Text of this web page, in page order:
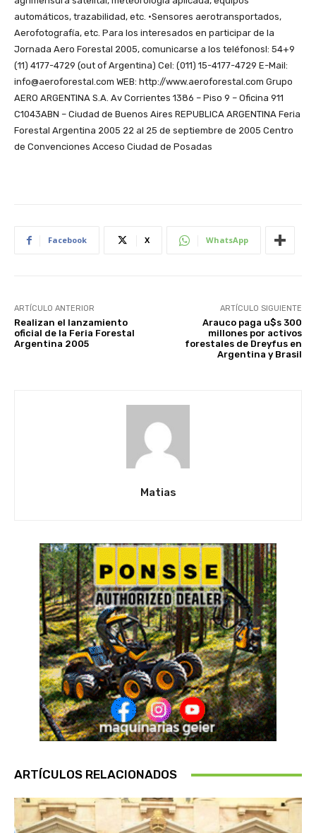
automáticos, trazabilidad, etc. ·Sensores aerotransportados,
Aerofotografía, etc. Para los interesados en participar de la
Jornada Aero Forestal 2005, comunicarse a los teléfonosl: 54+9
(11) 4177-4729 (out of Argentina) Cel: (011) 15-4177-4729 E-Mail:
info@aeroforestal.com WEB: http://www.aeroforestal.com Grupo
AERO ARGENTINA S.A. Av Corrientes 1386 – Piso 9 – Oficina 911
C1043ABN – Ciudad de Buenos Aires REPUBLICA ARGENTINA Feria
Forestal Argentina 2005 22 al 25 de septiembre de 2005 Centro
de Convenciones Acceso Ciudad de Posadas
Facebook X WhatsApp
ARTÍCULO ANTERIOR
Realizan el lanzamiento
oficial de la Feria Forestal
Argentina 2005
ARTÍCULO SIGUIENTE
Arauco paga u$s 300
millones por activos
forestales de Dreyfus en
Argentina y Brasil
Matias
ARTÍCULOS RELACIONADOS